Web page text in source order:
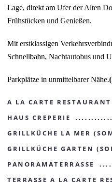
Lage, direkt am Ufer der Alten
Frühstücken und Genießen.
Mit erstklassigen
Schnellbahn, Nachtautobus und
Parkplätze in unmittelbarer Nähe.
A LA CARTE RESTAURANT
HAUS CREPERIE
GRILLKÜCHE LA MER
GRILLKÜCHE GARTEN
PANORAMATERRASSE
TERRASSE A LA CARTE